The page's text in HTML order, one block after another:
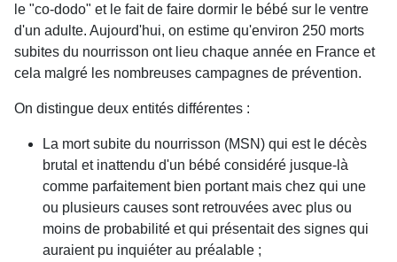
le "co-dodo" et le fait de faire dormir le bébé sur le ventre
d'un adulte. Aujourd'hui, on estime qu'environ 250 morts
subites du nourrisson ont lieu chaque année en France et
cela malgré les nombreuses campagnes de prévention.
On distingue deux entités différentes :
La mort subite du nourrisson (MSN) qui est le décès
brutal et inattendu d'un bébé considéré jusque-là
comme parfaitement bien portant mais chez qui une
ou plusieurs causes sont retrouvées avec plus ou
moins de probabilité et qui présentait des signes qui
auraient pu inquiéter au préalable ;